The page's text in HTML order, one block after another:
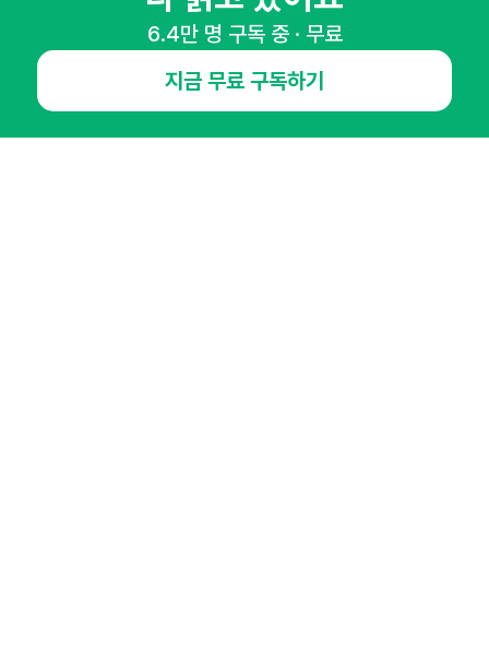
NHN AD
6.4만 명 구독 중 · 무료
지금 무료 구독하기